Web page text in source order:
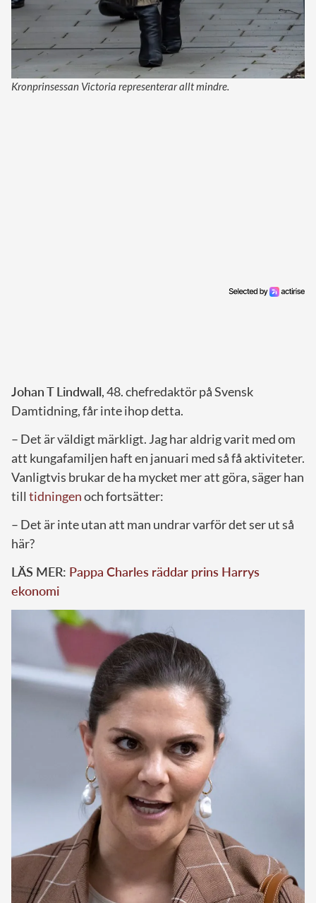
Kronprinsessan Victoria representerar allt mindre.
Johan T Lindwall, 48. chefredaktör på Svensk
Damtidning, får inte ihop detta.
– Det är väldigt märkligt. Jag har aldrig varit med om
att kungafamiljen haft en januari med så få aktiviteter.
Vanligtvis brukar de ha mycket mer att göra, säger han
till tidningenoch fortsätter:
– Det är inte utan att man undrar varför det ser ut så
här?
LÄS MER: Pappa Charles räddar prins Harrys
ekonomi